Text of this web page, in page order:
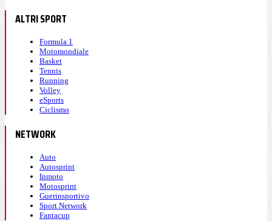
ALTRI SPORT
Formula 1
Motomondiale
Basket
Tennis
Running
Volley
eSports
Ciclismo
NETWORK
Auto
Autosprint
Inmoto
Motosprint
Guerinsportivo
Sport Network
Fantacup